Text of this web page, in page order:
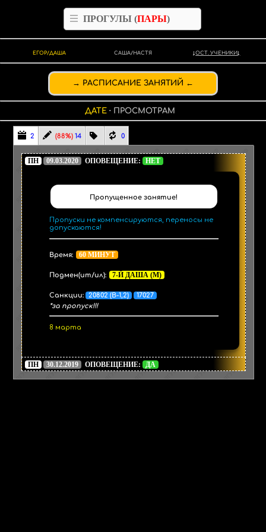
ПРОГУЛЫ (ПАРЫ)
ЕГОР/ДАША САША/НАСТЯ ОСТ. УЧЕНИКИ
РАСПИСАНИЕ ЗАНЯТИЙ
ДАТЕ · ПРОСМОТРАМ
2 (88%) 14 0
ПН 09.03.2020 ОПОВЕЩЕНИЕ: НЕТ
Пропущенное занятие!
Пропуски не компенсируются, переносы не
допускаются!
Время: 60 МИНУТ
Подмен(ит/ил): 7-Й ДАША (М)
Санкции: 20802 (В-1,2)
17027
*за пропуск!!!
8 марта
ПН 30.12.2019 ОПОВЕЩЕНИЕ: ДА